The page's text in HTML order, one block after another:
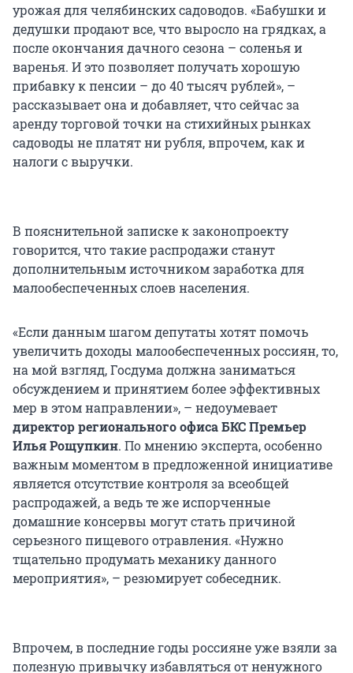
урожая для челябинских садоводов. «Бабушки и
дедушки продают все, что выросло на грядках, а
после окончания дачного сезона – соленья и
варенья. И это позволяет получать хорошую
прибавку к пенсии – до 40 тысяч рублей», –
рассказывает она и добавляет, что сейчас за
аренду торговой точки на стихийных рынках
садоводы не платят ни рубля, впрочем, как и
налоги с выручки.
В пояснительной записке к законопроекту
говорится, что такие распродажи станут
дополнительным источником заработка для
малообеспеченных слоев населения.
«Если данным шагом депутаты хотят помочь
увеличить доходы малообеспеченных россиян, то,
на мой взгляд, Госдума должна заниматься
обсуждением и принятием более эффективных
мер в этом направлении», – недоумевает
директоррегионального офисаБКС Премьер
Илья Рощупкин. По мнению эксперта, особенно
важным моментом в предложенной инициативе
является отсутствие контроля за всеобщей
распродажей, а ведь те же испорченные
домашние консервы могут стать причиной
серьезного пищевого отравления. «Нужно
тщательно продумать механику данного
мероприятия», – резюмирует собеседник.
Впрочем, в последние годы россияне уже взяли за
полезную привычку избавляться от ненужного